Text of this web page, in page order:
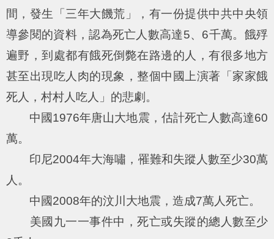
間，發生「三年大饑荒」，有一份提供中共中央領
導參閱的資料，認為死亡人數高達5、6千萬。餓殍
遍野，到處都有餓死倒斃在路邊的人，有很多地方
甚至出現吃人肉的現象，整個中國上演著「家家餓
死人，村村人吃人」的悲劇。
中國1976年唐山大地震，估計死亡人數高達60
萬。
印尼2004年大海嘯，罹難和失蹤人數至少30萬
人。
中國2008年的汶川大地震，造成7萬人死亡。
美國九一一事件中，死亡或失蹤的總人數至少